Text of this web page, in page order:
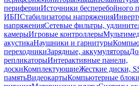
периферииИсточники бесперебойного
ИБПСтабилизаторы напряжения
напряженияСетевые фильтры,
камерыИгровые контроллеры
акустикаНаушники и гарнитуры
переходникиЗарядные, аккумуляторы
репликаторыИнтерактивные панели,
доскиКомплектующиеЖесткие диски,
памятьВидеокартыКомпьютерные блоки